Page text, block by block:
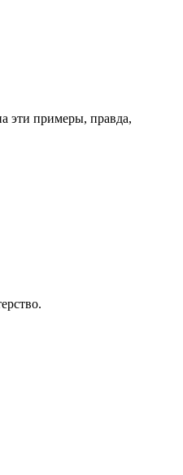
эти примеры, правда,